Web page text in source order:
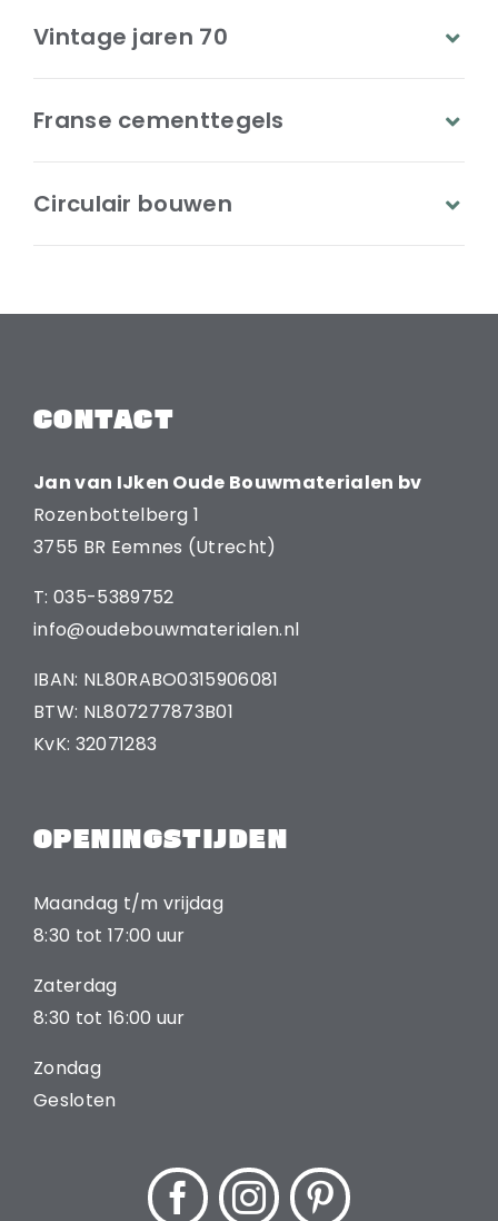
Vintage jaren 70
Franse cementtegels
Circulair bouwen
CONTACT
Jan van IJken Oude Bouwmaterialen bv
Rozenbottelberg 1
3755 BR Eemnes (Utrecht)
T: 035-5389752
info@oudebouwmaterialen.nl
IBAN: NL80RABO0315906081
BTW: NL807277873B01
KvK: 32071283
OPENINGSTIJDEN
Maandag t/m vrijdag
8:30 tot 17:00 uur
Zaterdag
8:30 tot 16:00 uur
Zondag
Gesloten